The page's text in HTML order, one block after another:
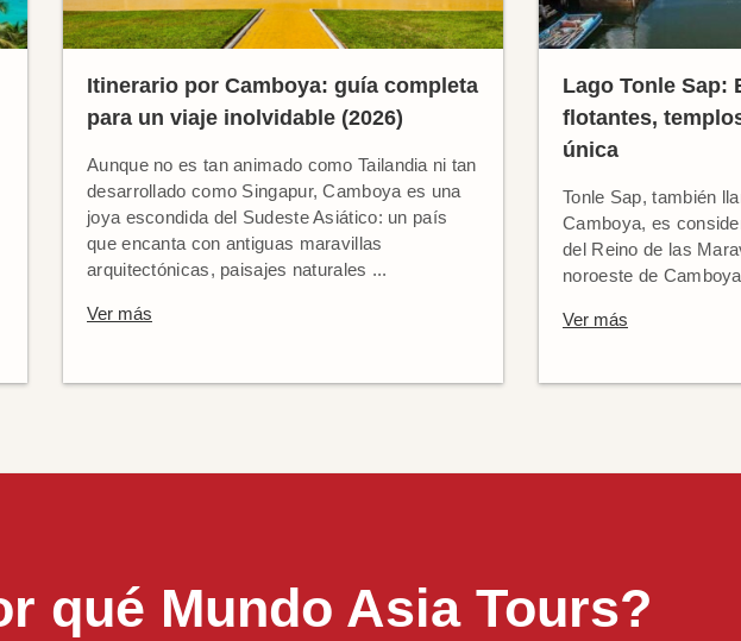
Itinerario por Camboya: guía completa
para un viaje inolvidable (2026)
Aunque no es tan animado como Tailandia ni tan
desarrollado como Singapur, Camboya es una
joya escondida del Sudeste Asiático: un país
que encanta con antiguas maravillas
arquitectónicas, paisajes naturales ...
Ver más
Lago Tonle Sap:
flotantes,
única
Tonle Sap, también
Camboya, es
del Reino de las
noroeste de
Ver más
qué Mundo Asia Tours?